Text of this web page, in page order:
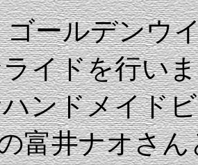
ゴールデンウ
イドを行い
ンドメイド
富井ナオさ